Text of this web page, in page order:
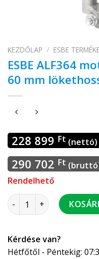
KEZDŐLAP / ESBE
ESBE ALF364
60 mm
228 899 Ft (nettó)
290 702 Ft
Rendelhető
ESBE ALF364 motor 0-
Kérdése van?
Hétfőtől - Péntekig: